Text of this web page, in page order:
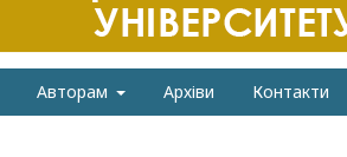
Авторам Архіви Контакти